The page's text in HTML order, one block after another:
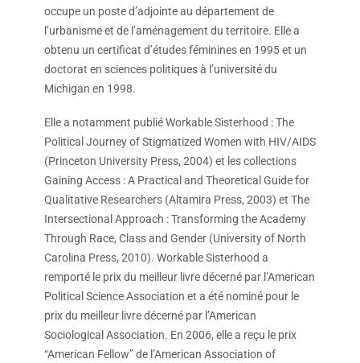
occupe un poste d’adjointe au département de
l’urbanisme et de l’aménagement du territoire. Elle a
obtenu un certificat d’études féminines en 1995 et un
doctorat en sciences politiques à l’université du
Michigan en 1998.
Elle a notamment publié Workable Sisterhood : The
Political Journey of Stigmatized Women with HIV/AIDS
(Princeton University Press, 2004) et les collections
Gaining Access : A Practical and Theoretical Guide for
Qualitative Researchers (Altamira Press, 2003) et The
Intersectional Approach : Transforming the Academy
Through Race, Class and Gender (University of North
Carolina Press, 2010). Workable Sisterhood a
remporté le prix du meilleur livre décerné par l’American
Political Science Association et a été nominé pour le
prix du meilleur livre décerné par l’American
Sociological Association. En 2006, elle a reçu le prix
“American Fellow” de l’American Association of